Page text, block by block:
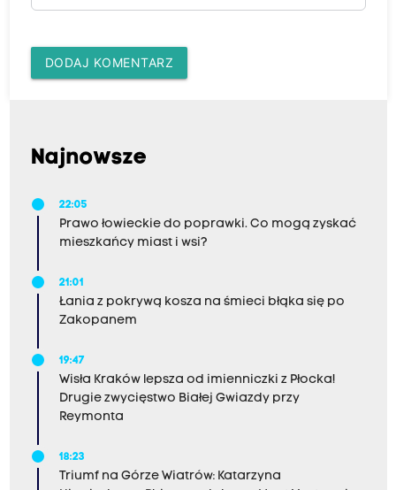
DODAJ KOMENTARZ
Najnowsze
22:05
Prawo łowieckie do poprawki. Co mogą zyskać
mieszkańcy miast i wsi?
21:01
Łania z pokrywą kosza na śmieci błąka się po
Zakopanem
19:47
Wisła Kraków lepsza od imienniczki z Płocka!
Drugie zwycięstwo Białej Gwiazdy przy
Reymonta
18:23
Triumf na Górze Wiatrów: Katarzyna